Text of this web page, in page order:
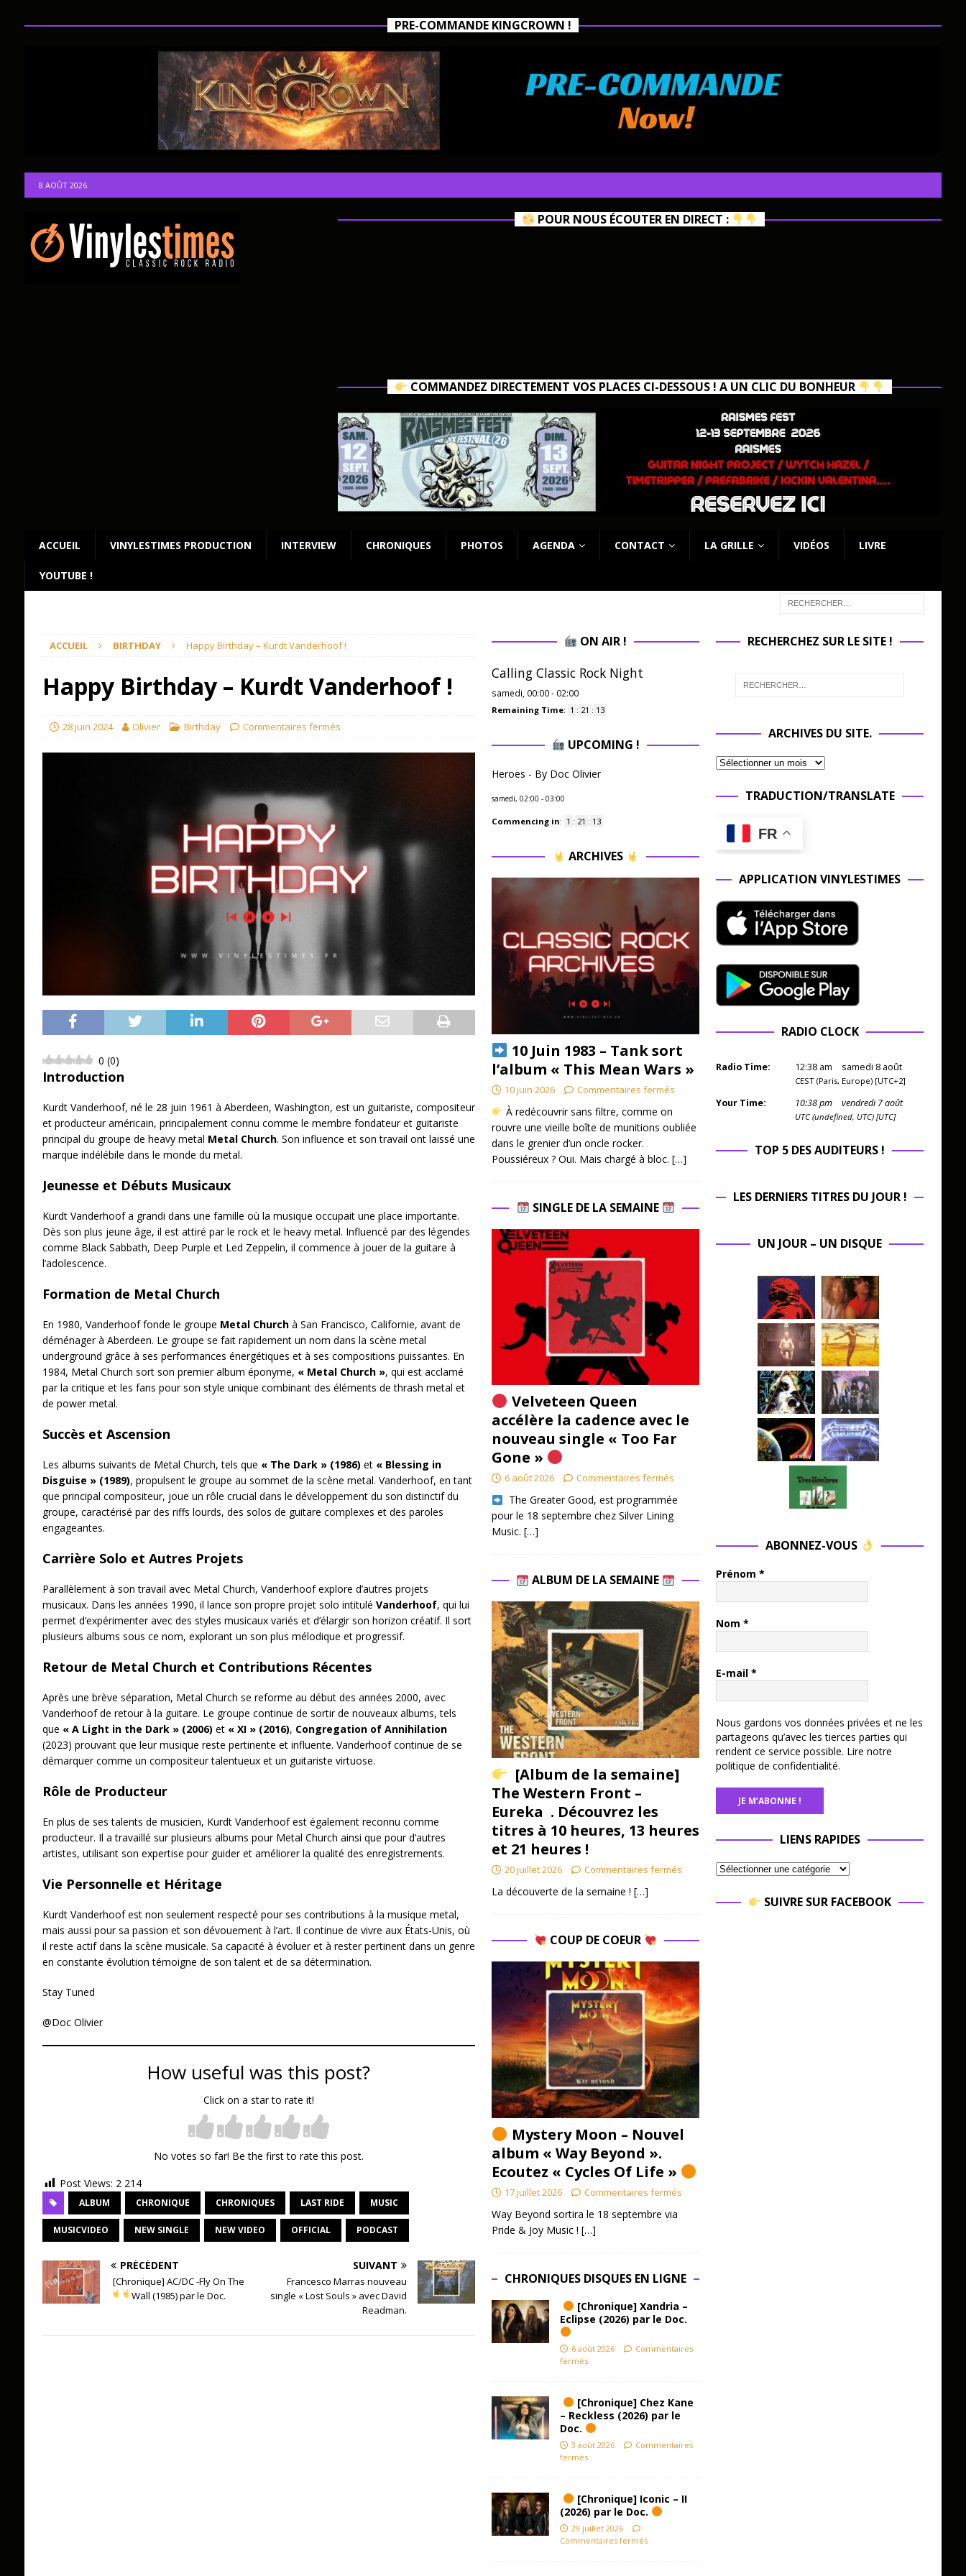
PRE-COMMANDE KINGCROWN !
8 AOÛT 2026
POUR NOUS ÉCOUTER EN DIRECT :
COMMANDEZ DIRECTEMENT VOS PLACES CI-DESSOUS ! A UN CLIC DU BONHEUR
ACCUEIL VINYLESTIMES PRODUCTION INTERVIEW CHRONIQUES PHOTOS AGENDA CONTACT LA GRILLE VIDÉOS LIVRE
YOUTUBE !
ACCUEIL BIRTHDAY Happy Birthday – Kurdt Vanderhoof !
Happy Birthday – Kurdt Vanderhoof !
28 juin 2024 Olivier Birthday Commentaires fermés
0 (0)
Introduction
Kurdt Vanderhoof, né le 28 juin 1961 à Aberdeen, Washington, est un guitariste, compositeur
et producteur américain, principalement connu comme le membre fondateur et guitariste
principal du groupe de heavy metal Metal Church. Son influence et son travail ont laissé une
marque indélébile dans le monde du metal.
Jeunesse et Débuts Musicaux
Kurdt Vanderhoof a grandi dans une famille où la musique occupait une place importante.
Dès son plus jeune âge, il est attiré par le rock et le heavy metal. Influencé par des légendes
comme Black Sabbath, Deep Purple et Led Zeppelin, il commence à jouer de la guitare à
l’adolescence.
Formation de Metal Church
En 1980, Vanderhoof fonde le groupe Metal Churchà San Francisco, Californie, avant de
déménager à Aberdeen. Le groupe se fait rapidement un nom dans la scène metal
underground grâce à ses performances énergétiques et à ses compositions puissantes. En
1984, Metal Church sort son premier album éponyme, « Metal Church », qui est acclamé
par la critique et les fans pour son style unique combinant des éléments de thrash metal et
de power metal.
Succès et Ascension
Les albums suivants de Metal Church, tels que « The Dark » (1986) et « Blessing in
Disguise » (1989), propulsent le groupe au sommet de la scène metal. Vanderhoof, en tant
que principal compositeur, joue un rôle crucial dans le développement du son distinctif du
groupe, caractérisé par des riffs lourds, des solos de guitare complexes et des paroles
engageantes.
Carrière Solo et Autres Projets
Parallèlement à son travail avec Metal Church, Vanderhoof explore d’autres projets
musicaux. Dans les années 1990, il lance son propre projet solo intitulé Vanderhoof, qui lui
permet d’expérimenter avec des styles musicaux variés et d’élargir son horizon créatif. Il sort
plusieurs albums sous ce nom, explorant un son plus mélodique et progressif.
Retour de Metal Church et Contributions Récentes
Après une brève séparation, Metal Church se reforme au début des années 2000, avec
Vanderhoof de retour à la guitare. Le groupe continue de sortir de nouveaux albums, tels
que « A Light in the Dark » (2006) et « XI » (2016), Congregation of Annihilation
(2023) prouvant que leur musique reste pertinente et influente. Vanderhoof continue de se
démarquer comme un compositeur talentueux et un guitariste virtuose.
Rôle de Producteur
En plus de ses talents de musicien, Kurdt Vanderhoof est également reconnu comme
producteur. Il a travaillé sur plusieurs albums pour Metal Church ainsi que pour d’autres
artistes, utilisant son expertise pour guider et améliorer la qualité des enregistrements.
Vie Personnelle et Héritage
Kurdt Vanderhoof est non seulement respecté pour ses contributions à la musique metal,
mais aussi pour sa passion et son dévouement à l’art. Il continue de vivre aux États-Unis, où
il reste actif dans la scène musicale. Sa capacité à évoluer et à rester pertinent dans un genre
en constante évolution témoigne de son talent et de sa détermination.
Stay Tuned
@Doc Olivier
How useful was this post?
Click on a star to rate it!
No votes so far! Be the first to rate this post.
Post Views: 2 214
ALBUM CHRONIQUE CHRONIQUES LAST RIDE MUSIC
MUSICVIDEO NEW SINGLE NEW VIDEO OFFICIAL PODCAST
PRÉCÉDENT
[Chronique] AC/DC -Fly On The
Wall (1985) par le Doc.
SUIVANT
Francesco Marras nouveau
single « Lost Souls » avec David
Readman.
ON AIR !
Calling Classic Rock Night
samedi, 00:00 - 02:00
Remaining Time: 1 : 21 : 12
UPCOMING !
Heroes - By Doc Olivier
samedi, 02:00 - 03:00
Commencing in: 1 : 21 : 12
ARCHIVES
10 Juin 1983 – Tank sort
l’album « This Mean Wars »
10 juin 2026 Commentaires fermés
À redécouvrir sans filtre, comme on
rouvre une vieille boîte de munitions oubliée
dans le grenier d’un oncle rocker.
Poussiéreux ? Oui. Mais chargé à bloc. […]
SINGLE DE LA SEMAINE
Velveteen Queen
accélère la cadence avec le
nouveau single « Too Far
Gone »
6 août 2026 Commentaires fermés
​ The Greater Good, est programmée
pour le 18 septembre chez Silver Lining
Music. […]
ALBUM DE LA SEMAINE
[Album de la semaine]
The Western Front –
Eureka . Découvrez les
titres à 10 heures, 13 heures
et 21 heures !
20 juillet 2026 Commentaires fermés
La découverte de la semaine ! […]
COUP DE COEUR
Mystery Moon – Nouvel
album « Way Beyond ».
Ecoutez « Cycles Of Life »
17 juillet 2026 Commentaires fermés
Way Beyond sortira le 18 septembre via
Pride & Joy Music ! […]
CHRONIQUES DISQUES EN LIGNE
[Chronique] Xandria –
Eclipse (2026) par le Doc.
6 août 2026
Commentaires
fermés
[Chronique] Chez Kane
– Reckless (2026) par le
Doc.
3 août 2026
Commentaires
fermés
[Chronique] Iconic – II
(2026) par le Doc.
29 juillet 2026
Commentaires fermés
RECHERCHEZ SUR LE SITE !
ARCHIVES DU SITE.
TRADUCTION/TRANSLATE
FR
APPLICATION VINYLESTIMES
RADIO CLOCK
Radio Time: 12:38 am samedi 8 août
CEST (Paris, Europe) [UTC+2]
Your Time: 10:38pm vendredi 7 août
UTC (undefined, UTC) [UTC]
TOP 5 DES AUDITEURS !
LES DERNIERS TITRES DU JOUR !
UN JOUR – UN DISQUE
ABONNEZ-VOUS
Prénom *
Nom *
E-mail *
Nous gardons vos données privées et ne les
partageons qu’avec les tierces parties qui
rendent ce service possible. Lire notre
politique de confidentialité.
LIENS RAPIDES
SUIVRE SUR FACEBOOK